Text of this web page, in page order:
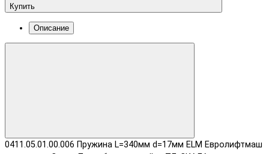
Купить
Описание
0411.05.01.00.006 Пружина L=340мм d=17мм ELM Евролифтмаш